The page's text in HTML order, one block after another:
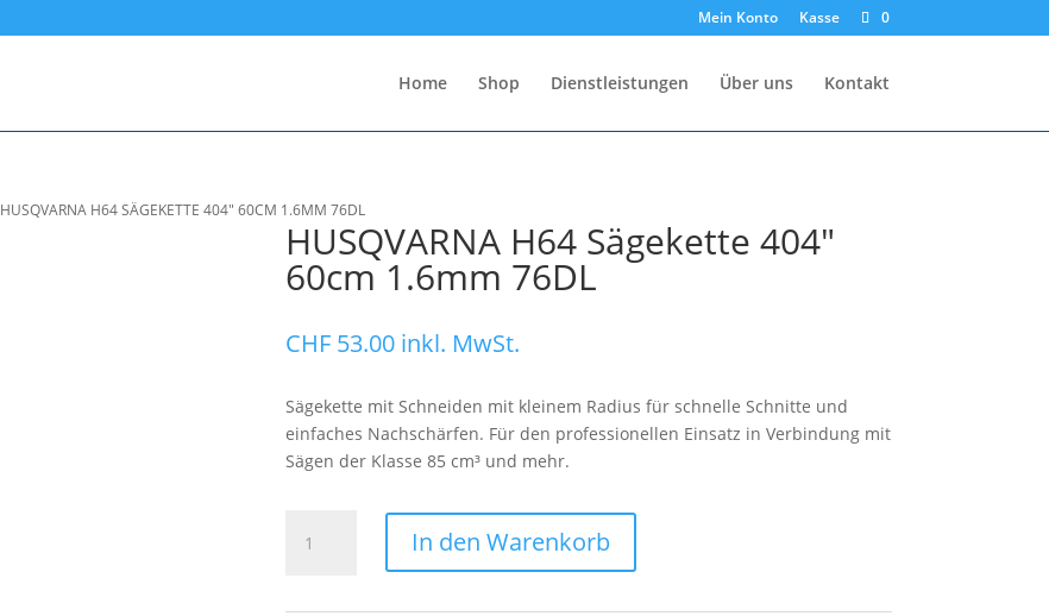
Mein Konto Kasse 0
Home Shop Dienstleistungen Über uns Kontakt
HUSQVARNA H64 SÄGEKETTE 404″ 60CM 1.6MM 76DL
HUSQVARNA H64 Sägekette 404″
60cm 1.6mm 76DL
CHF53.00 inkl. MwSt.
Sägekette mit Schneiden mit kleinem Radius für schnelle Schnitte und
einfaches Nachschärfen. Für den professionellen Einsatz in Verbindung mit
Sägen der Klasse 85 cm³ und mehr.
H64
In den Warenkorb